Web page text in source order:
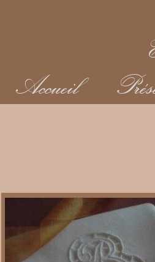
Accueil